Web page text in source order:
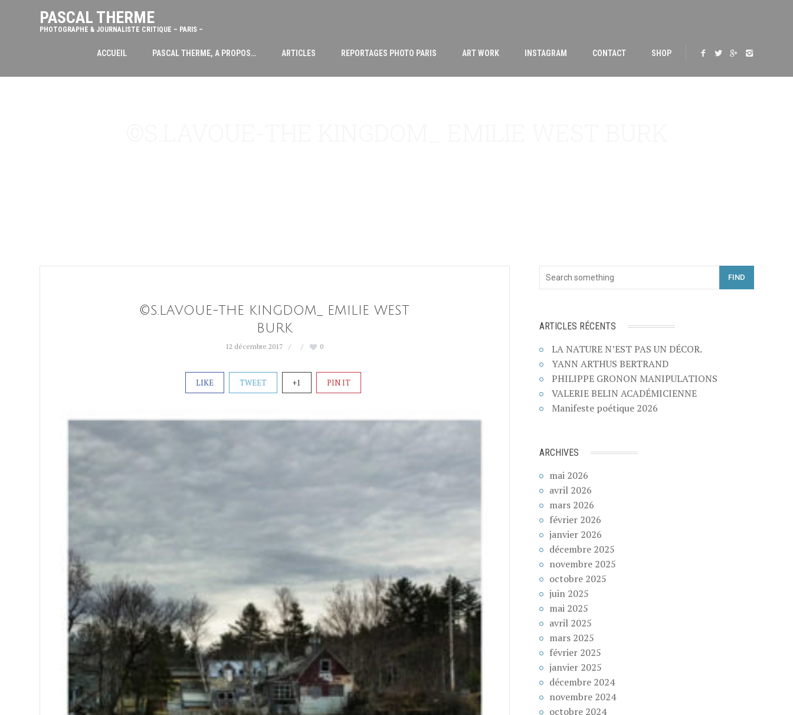
PASCAL THERME
PHOTOGRAPHE & JOURNALISTE CRITIQUE – PARIS –
ACCUEIL PASCAL THERME, A PROPOS… ARTICLES REPORTAGES PHOTO PARIS ART WORK INSTAGRAM CONTACT SHOP
©S.LAVOUE-THE KINGDOM_ EMILIE WEST
BURK
12 décembre 2017 0
LIKE TWEET +1 PIN IT
FIND
ARTICLES RÉCENTS
LA NATURE N’EST PAS UN DÉCOR.
YANN ARTHUS BERTRAND
PHILIPPE GRONON MANIPULATIONS
VALERIE BELIN ACADÉMICIENNE
Manifeste poétique 2026
ARCHIVES
mai 2026
avril 2026
mars 2026
février 2026
janvier 2026
décembre 2025
novembre 2025
octobre 2025
juin 2025
mai 2025
avril 2025
mars 2025
février 2025
janvier 2025
décembre 2024
novembre 2024
octobre 2024